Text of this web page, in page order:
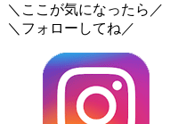
＼ここが気になったら／
＼フォローしてね／